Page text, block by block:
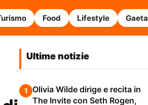
Food Lifestyle Gaeta
Ultime notizie
1 Olivia Wilde dirige e recita in
The Invite con Seth Rogen,